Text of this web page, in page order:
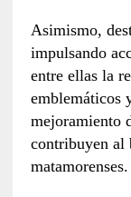
Asimismo,
impulsando
entre ellas la
emblemáticos
mejoramiento
contribuyen al
matamorenses.